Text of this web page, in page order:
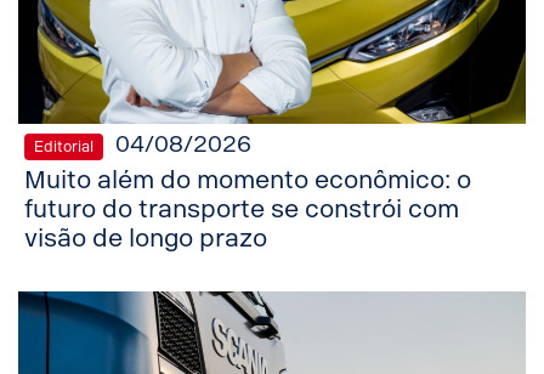
Editorial 04/08/2026
Muito além do momento econômico: o
futuro do transporte se constrói com
visão de longo prazo